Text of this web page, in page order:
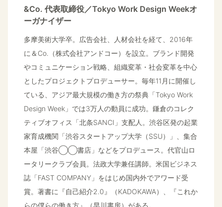
&Co. 代表取締役／Tokyo Work Design Weekオ
ーガナイザー
多摩美術大学卒。広告会社、人材会社を経て、2016年
に＆Co.（株式会社アンドコー）を設立。ブランド開発
やコミュニケーション戦略、組織変革・社会変革を中心
としたプロジェクトプロデューサー。毎年11月に開催し
ている、アジア最大規模の働き方の祭典「Tokyo Work
Design Week」では3万人の動員に成功。鎌倉のコレク
ティブオフィス「北条SANCI」支配人。渋谷区発の起業
家育成機関「渋谷スタートアップ大学（SSU）」、集合
本屋「渋谷◯◯書店」などをプロデュース。代官山ロ
ータリークラブ会員。法政大学兼任講師。米国ビジネス
誌「FAST COMPANY」をはじめ国内外でアワード受
賞。著書に『自己紹介2.0』（KADOKAWA）、『これか
らの僕らの働き方』（早川書房）がある。